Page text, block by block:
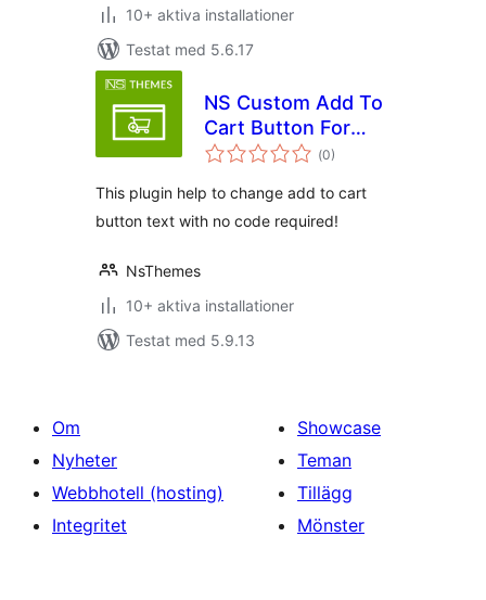
10+ aktiva installationer
Testat med 5.6.17
NS Custom Add To
Cart Button For
Woocommerce
(Totalt
antal
0)
This plugin help to change add to cart
button text with no code required!
NsThemes
10+ aktiva installationer
Testat med 5.9.13
Om
Nyheter
Webbhotell (hosting)
Integritet
Showcase
Teman
Tillägg
Mönster